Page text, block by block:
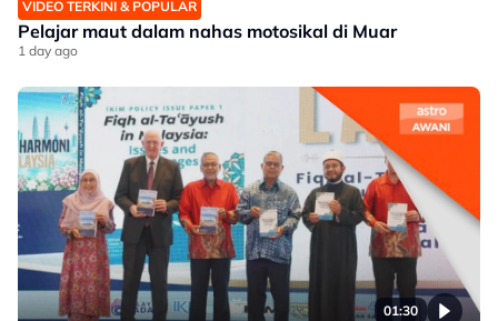
VIDEO TERKINI & POPULAR
Pelajar maut dalam nahas motosikal di Muar
1 day ago
01:30